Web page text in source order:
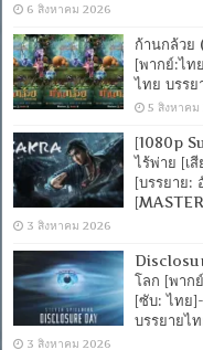
6 สิงหาคม 2026
ก้านกล้วย
[พากย์:ไท
ไทย บรร
5 สิงหาคม
[1080p
ไร้พ่าย [เ
[บรรยาย:
3 สิงหาคม 2026
โลก [พาก
[ซับ: ไทย
บรรยายไ
3 สิงหาคม 2026